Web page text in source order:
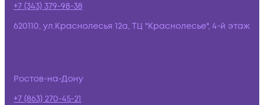
+7 (343) 379-98-38
620110, ул.Краснолесья 12а, ТЦ "Краснолесье", 4-й этаж
Ростов-на-Дону
+7 (863) 270-45-21